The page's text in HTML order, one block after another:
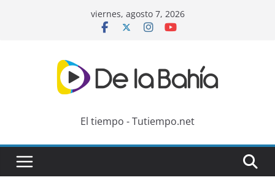
viernes, agosto 7, 2026
El tiempo - Tutiempo.net